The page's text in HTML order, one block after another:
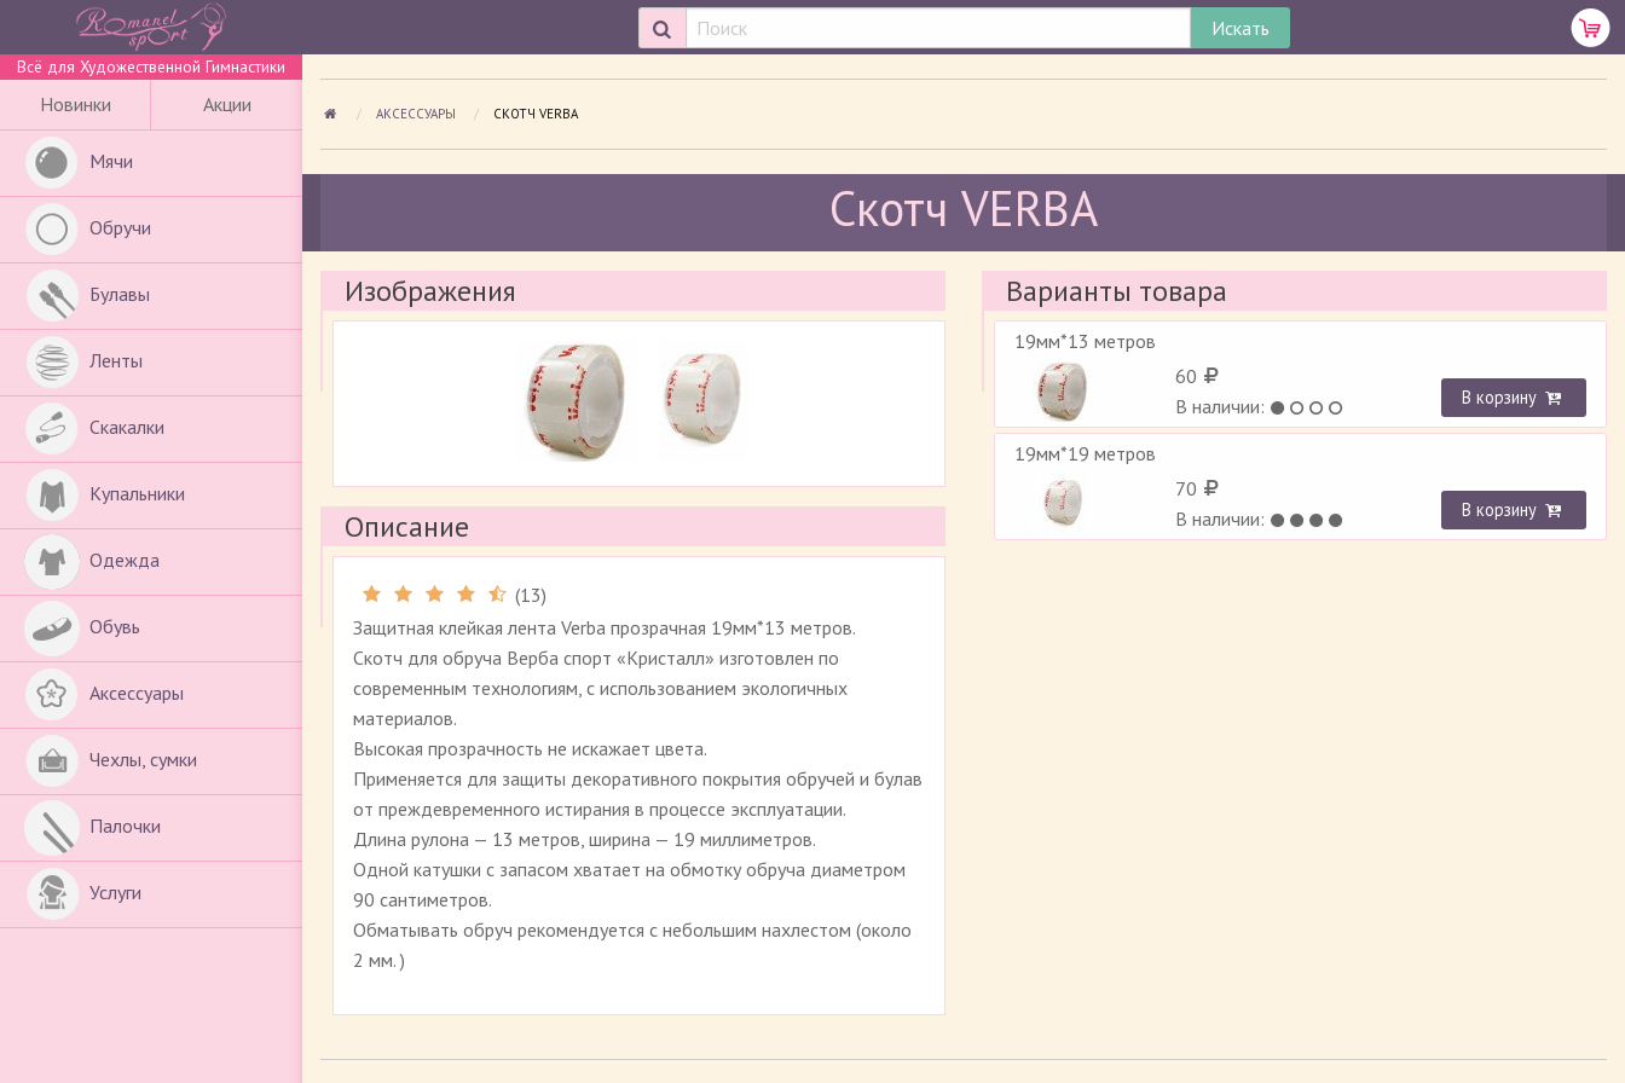
АКСЕССУАРЫ ПРОСМАТРИВАЕМАЯ СТРАНИЦА:
СКОТЧ VERBA
Скотч VERBA
Изображения
Описание
(13)
Защитная клейкая лента Verba прозрачная 19мм*13 метров.
Скотч для обруча Верба спорт «Кристалл» изготовлен по
современным технологиям, с использованием экологичных
материалов.
Высокая прозрачность не искажает цвета.
Применяется для защиты декоративного покрытия обручей и булав
от преждевременного истирания в процессе эксплуатации.
Длина рулона — 13 метров, ширина — 19 миллиметров.
Одной катушки с запасом хватает на обмотку обруча диаметром
90 сантиметров.
Обматывать обруч рекомендуется с небольшим нахлестом (около
2 мм. )
Варианты товара
19мм*13 метров
60
В наличии:
В корзину
19мм*19 метров
70
В наличии:
В корзину
Всё для Художественной Гимнастики
Новинки Акции
Мячи
Обручи
Булавы
Ленты
Скакалки
Купальники
Одежда
Обувь
Аксессуары
Чехлы, сумки
Палочки
Услуги